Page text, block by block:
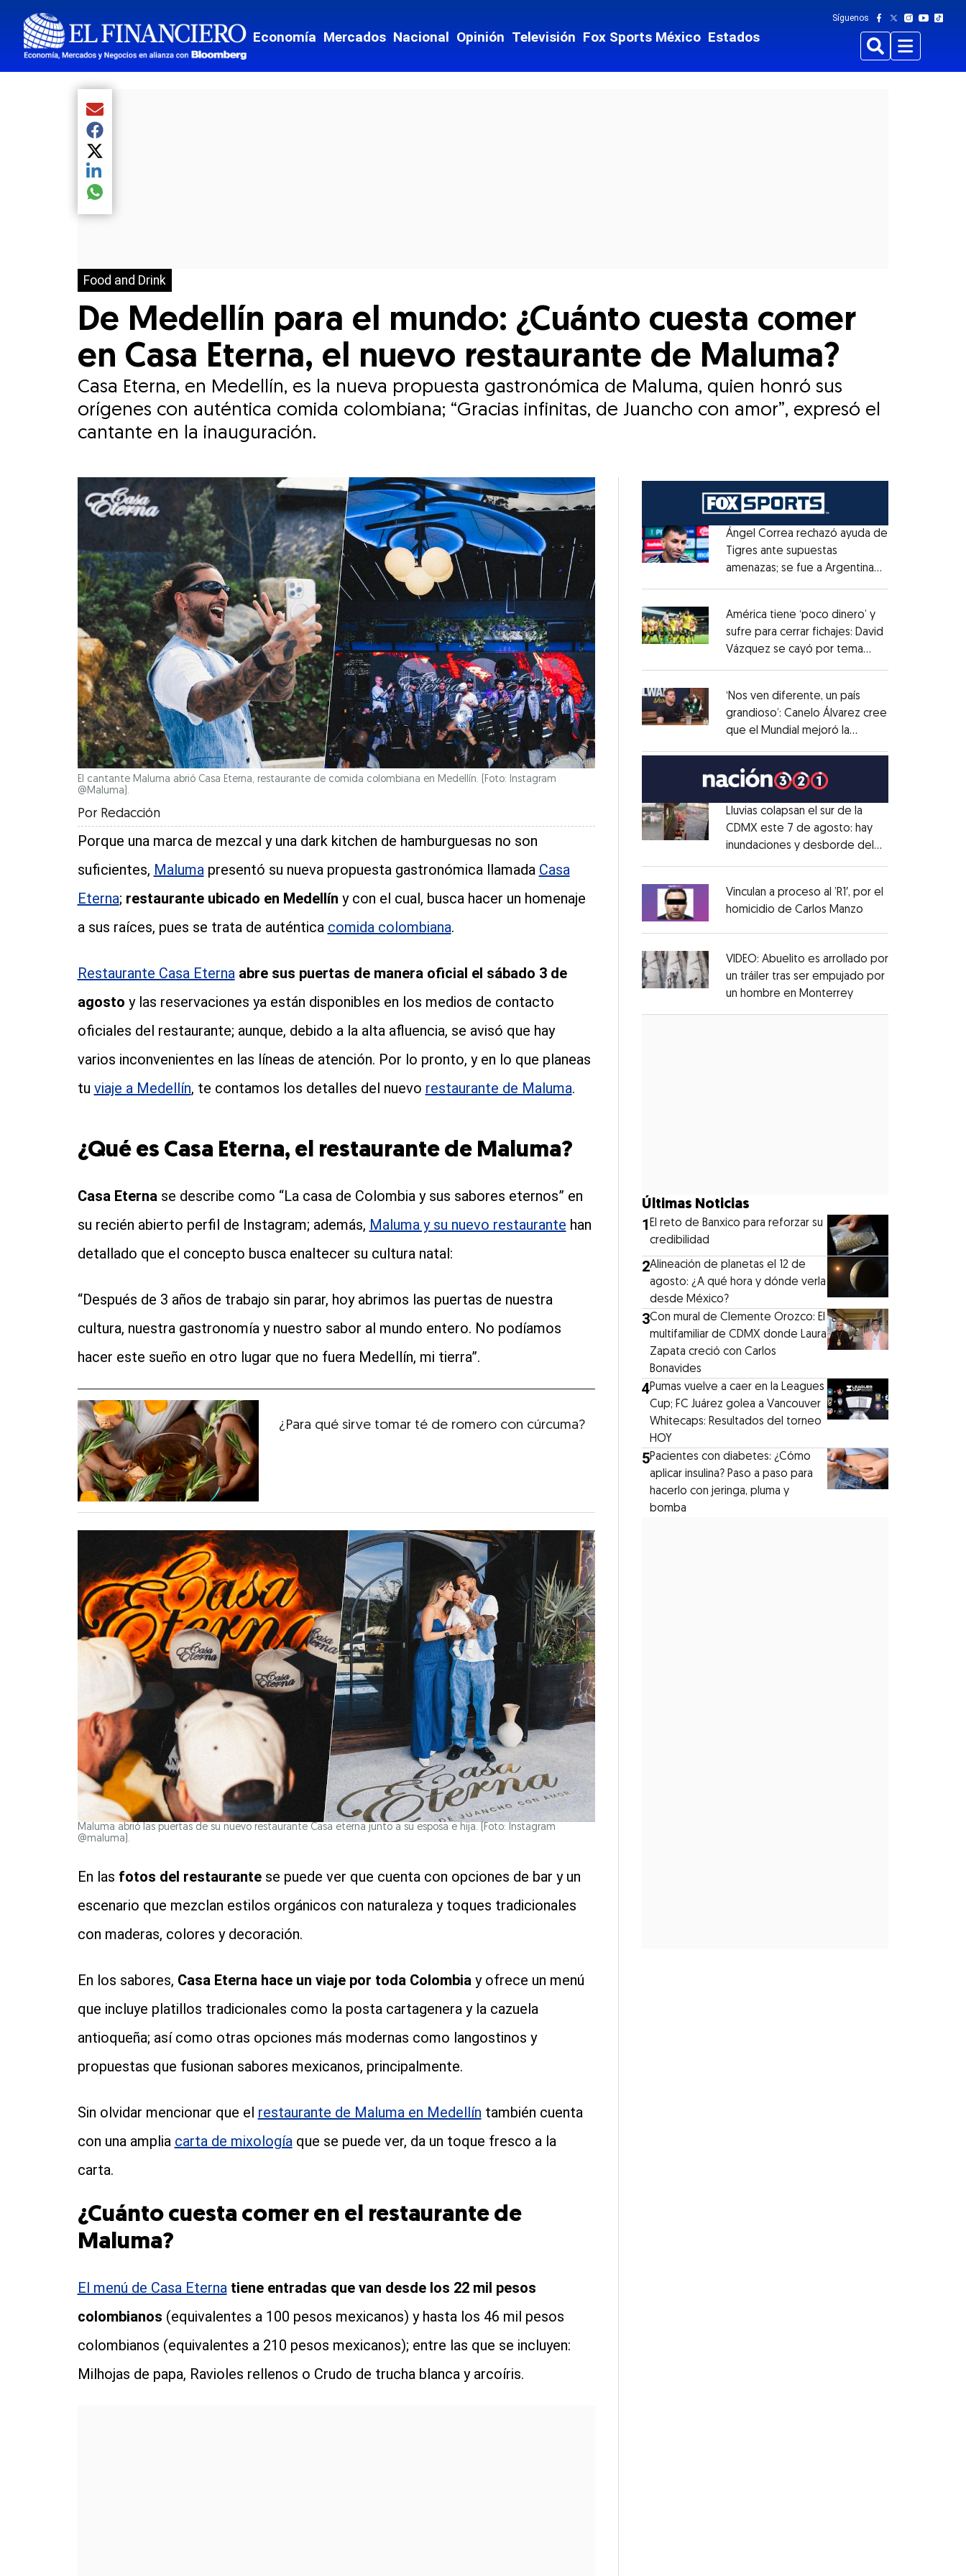
Economía Mercados Nacional Opinión Televisión Fox Sports México Estados
Síguenos
BuscarMenu
Food and Drink
De Medellín para el mundo: ¿Cuánto cuesta comer
en Casa Eterna, el nuevo restaurante de Maluma?
Casa Eterna, en Medellín, es la nueva propuesta gastronómica de Maluma, quien honró sus
orígenes con auténtica comida colombiana; “Gracias infinitas, de Juancho con amor”, expresó el
cantante en la inauguración.
Compartir el artículo actual mediante Email
Compartir el artículo actual mediante Facebook
Compartir el artículo actual mediante Twitter
Compartir el artículo actual mediante LinkedIn
Compartir el artículo actual mediante global.social-whatsapp
El cantante Maluma abrió Casa Eterna, restaurante de comida colombiana en Medellín. (Foto: Instagram
@Maluma).
Por Redacción
Porque una marca de mezcal y una dark kitchen de hamburguesas no son
suficientes, Malumapresentó su nueva propuesta gastronómica llamada Casa
Eterna; restaurante ubicado en Medellín y con el cual, busca hacer un homenaje
a sus raíces, pues se trata de auténtica comida colombiana.
Restaurante Casa Eterna abre sus puertas de manera oficial el sábado 3 de
agosto y las reservaciones ya están disponibles en los medios de contacto
oficiales del restaurante; aunque, debido a la alta afluencia, se avisó que hay
varios inconvenientes en las líneas de atención. Por lo pronto, y en lo que planeas
tu viaje a Medellín, te contamos los detalles del nuevo restaurante de Maluma.
¿Qué es Casa Eterna, el restaurante de Maluma?
Casa Eternase describe como “La casa de Colombia y sus sabores eternos” en
su recién abierto perfil de Instagram; además, Maluma y su nuevo restaurante han
detallado que el concepto busca enaltecer su cultura natal:
“Después de 3 años de trabajo sin parar, hoy abrimos las puertas de nuestra
cultura, nuestra gastronomía y nuestro sabor al mundo entero. No podíamos
hacer este sueño en otro lugar que no fuera Medellín, mi tierra”.
¿Para qué sirve tomar té de romero con cúrcuma?
Maluma abrió las puertas de su nuevo restaurante Casa eterna junto a su esposa e hija. (Foto: Instagram
@maluma).
En las fotos del restaurantese puede ver que cuenta con opciones de bar y un
escenario que mezclan estilos orgánicos con naturaleza y toques tradicionales
con maderas, colores y decoración.
En los sabores, Casa Eterna hace un viaje por toda Colombia y ofrece un menú
que incluye platillos tradicionales como la posta cartagenera y la cazuela
antioqueña; así como otras opciones más modernas como langostinos y
propuestas que fusionan sabores mexicanos, principalmente.
Sin olvidar mencionar que el restaurante de Maluma en Medellín también cuenta
con una amplia carta de mixología que se puede ver, da un toque fresco a la
carta.
¿Cuánto cuesta comer en el restaurante de
Maluma?
El menú de Casa Eterna tiene entradas que van desde los 22 mil pesos
colombianos (equivalentes a 100 pesos mexicanos) y hasta los 46 mil pesos
colombianos (equivalentes a 210 pesos mexicanos); entre las que se incluyen:
Milhojas de papa, Ravioles rellenos o Crudo de trucha blanca y arcoíris.
Opens in new window
Ángel Correa rechazó ayuda de
Tigres ante supuestas
amenazas; se fue a Argentina
Opens in new window
América tiene ‘poco dinero’ y
sufre para cerrar fichajes: David
Vázquez se cayó por tema
Opens in new window
‘Nos ven diferente, un país
grandioso’: Canelo Álvarez cree
que el Mundial mejoró la
Opens in new window
Lluvias colapsan el sur de la
CDMX este 7 de agosto: hay
inundaciones y desborde del
Opens in new window
Vinculan a proceso al ’R1′, por el
homicidio de Carlos Manzo
Opens in new window
VIDEO: Abuelito es arrollado por
un tráiler tras ser empujado por
un hombre en MonterreyOpens in new
Últimas Noticias
1El reto de Banxico para reforzar su
credibilidad
2Alineación de planetas el 12 de
agosto: ¿A qué hora y dónde verla
desde México?
3Con mural de Clemente Orozco: El
multifamiliar de CDMX donde Laura
Zapata creció con Carlos
Bonavides
4Pumas vuelve a caer en la Leagues
Cup; FC Juárez golea a Vancouver
Whitecaps: Resultados del torneo
HOY
5Pacientes con diabetes: ¿Cómo
aplicar insulina? Paso a paso para
hacerlo con jeringa, pluma y
bomba